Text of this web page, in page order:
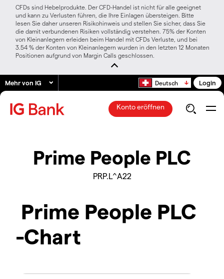
CFDs sind Hebelprodukte. Der CFD-Handel ist nicht für alle geeignet
und kann zu Verlusten führen, die Ihre Einlagen übersteigen. Bitte
lesen Sie daher unseren Risikohinweis und stellen Sie sicher, dass Sie
die damit verbundenen Risiken vollständig verstehen. 75% der Konten
von Kleinanlegern erleiden beim Handel mit CFDs Verluste, und bei
3.54 % der Konten von Kleinanlegern wurden in den letzten 12 Monaten
Positionen aufgrund von Margin Calls geschlossen.
Mehr von IG Deutsch Login
Konto eröffnen
Prime People PLC
PRP.L^A22
Prime People PLC
-Chart